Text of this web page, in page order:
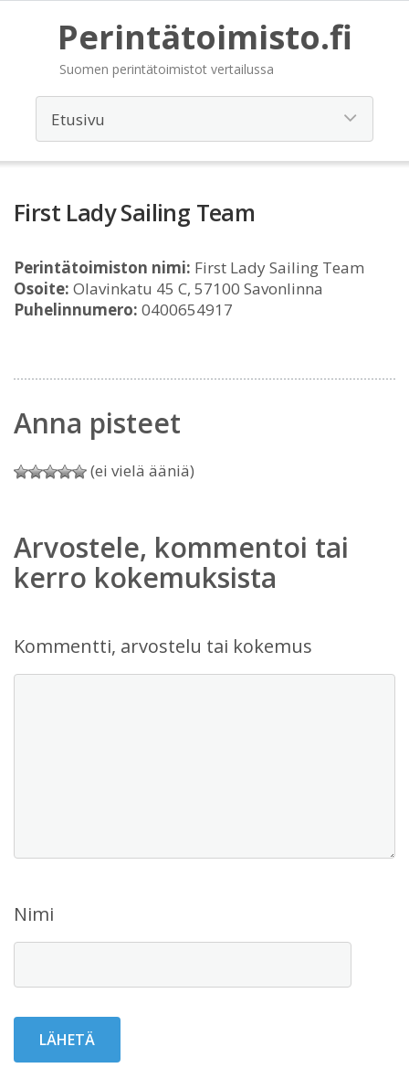
Perintätoimisto.fi
Suomen perintätoimistot vertailussa
First Lady Sailing Team
Perintätoimiston nimi: First Lady Sailing Team
Osoite: Olavinkatu 45 C, 57100 Savonlinna
Puhelinnumero: 0400654917
Anna pisteet
(ei vielä ääniä)
Arvostele, kommentoi tai
kerro kokemuksista
Kommentti, arvostelu tai kokemus
Nimi